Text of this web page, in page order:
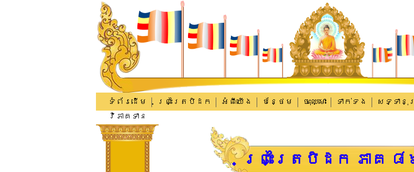
ទំព័រដើម ព្រះត្រៃបិដក អំពីយើង បន្ថែម ចុះឈ្មោះ ទាក់​ទង
សទ្ទានុ
វិភាគទាន
ព្រះត្រៃបិដក ភាគ ៨